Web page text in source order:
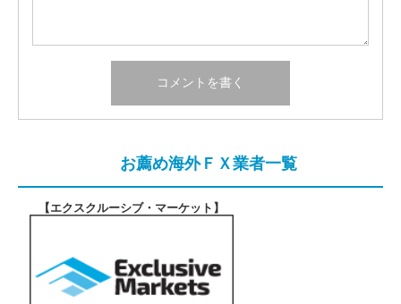
お薦め海外ＦＸ業者一覧
【エクスクルーシブ・マーケット 】